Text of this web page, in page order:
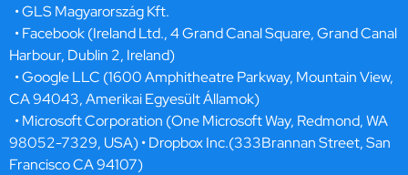
• GLS Magyarország Kft.
• Facebook (Ireland Ltd., 4 Grand Canal Square, Grand Canal
Harbour, Dublin 2, Ireland)
• Google LLC (1600 Amphitheatre Parkway, Mountain View,
CA 94043, Amerikai Egyesült Államok)
• Microsoft Corporation (One Microsoft Way, Redmond, WA
98052-7329, USA) • Dropbox Inc.(333Brannan Street, San
Francisco CA 94107)